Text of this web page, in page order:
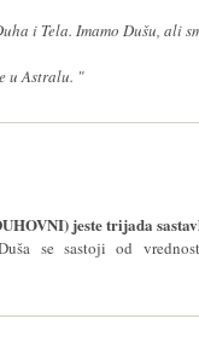
i Tela. Imamo Dušu, ali
u Astralu. "
jeste trijada
se sastoji od